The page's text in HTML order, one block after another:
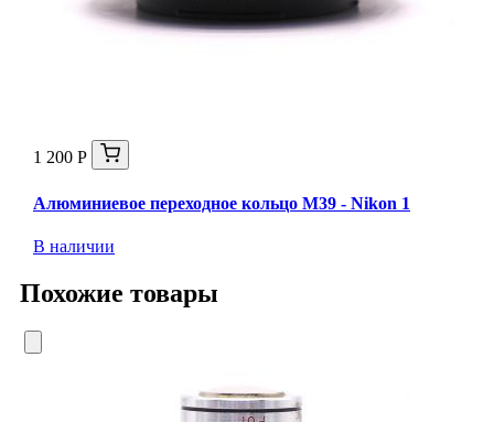
1 200 Р
Алюминиевое переходное кольцо M39 - Nikon 1
В наличии
Похожие товары